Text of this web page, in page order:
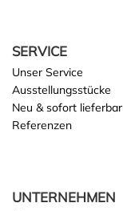
SERVICE
Unser Service
Ausstellungsstücke
Neu & sofort lieferbar
Referenzen
UNTERNEHMEN